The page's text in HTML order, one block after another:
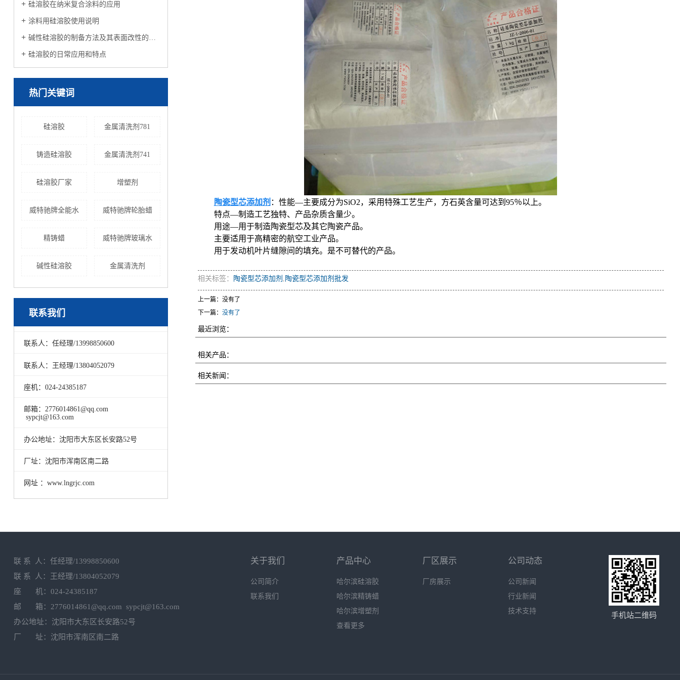
硅溶胶在纳米复合涂料的应用
涂料用硅溶胶使用说明
碱性硅溶胶的制备方法及其表面改性的制作方法
硅溶胶的日常应用和特点
热门关键词
硅溶胶 金属清洗剂781
铸造硅溶胶 金属清洗剂741
硅溶胶厂家 增塑剂
威特驰牌全能水 威特驰牌轮胎蜡
精铸蜡 威特驰牌玻璃水
碱性硅溶胶 金属清洗剂
联系我们
联系人：任经理/13998850600
联系人：王经理/13804052079
座机：024-24385187
邮箱：2776014861@qq.com
sypcjt@163.com
办公地址：沈阳市大东区长安路52号
厂址：沈阳市浑南区南二路
网址 ：www.lngrjc.com
陶瓷型芯添加剂 ：性能―主要成分为SiO2，采用特殊工艺生产，方石英含量可达到95％以上。
特点―制造工艺独特、产品杂质含量少。
用途—用于制造陶瓷型芯及其它陶瓷产品。
主要适用于高精密的航空工业产品。
用于发动机叶片缝隙间的填充。是不可替代的产品。
相关标签： 陶瓷型芯添加剂 , 陶瓷型芯添加剂批发
上一篇：没有了
下一篇： 没有了
最近浏览：
相关产品：
相关新闻：
联 系 人：任经理/13998850600
联 系 人：王经理/13804052079
座 机：024-24385187
邮 箱：2776014861@qq.com sypcjt@163.com
办公地址：沈阳市大东区长安路52号
厂 址：沈阳市浑南区南二路
关于我们
公司简介
联系我们
产品中心
哈尔滨硅溶胶
哈尔滨精铸蜡
哈尔滨增塑剂
查看更多
厂区展示
厂房展示
公司动态
公司新闻
行业新闻
技术支持
手机站二维码